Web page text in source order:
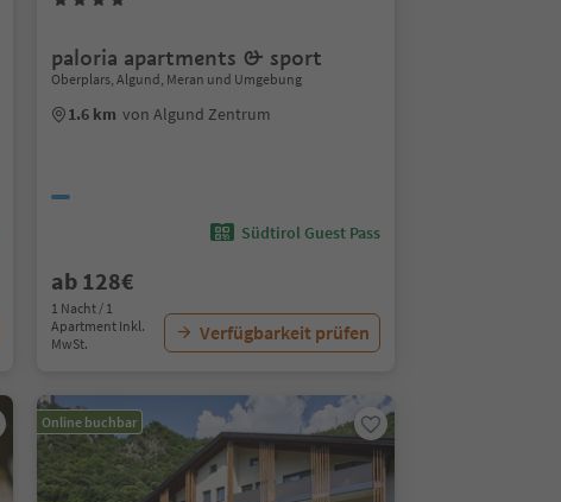
paloria apartments & sport
Oberplars, Algund, Meran und Umgebung
1.6 km von Algund Zentrum
Südtirol Guest Pass
ab 128€
1 Nacht / 1
Apartment Inkl.
MwSt.
Verfügbarkeit prüfen
Online buchbar